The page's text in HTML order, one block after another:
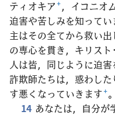
ティオキア+，イコニオ
迫害や苦しみを知ってい
主はその全てから救い
の専心を貫き，キリス
人は皆，同じように迫
詐欺師たちは，惑わし
す悪くなっていきます+。
14 あなたは，自分が